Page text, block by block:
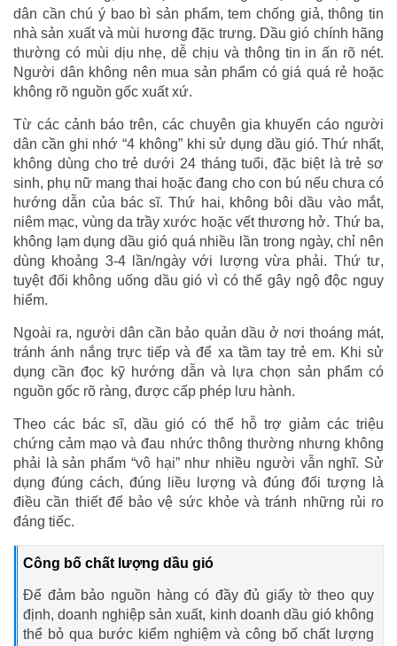
dân cần chú ý bao bì sản phẩm, tem chống giả, thông tin
nhà sản xuất và mùi hương đặc trưng. Dầu gió chính hãng
thường có mùi dịu nhẹ, dễ chịu và thông tin in ấn rõ nét.
Người dân không nên mua sản phẩm có giá quá rẻ hoặc
không rõ nguồn gốc xuất xứ.
Từ các cảnh báo trên, các chuyên gia khuyến cáo người
dân cần ghi nhớ “4 không” khi sử dụng dầu gió. Thứ nhất,
không dùng cho trẻ dưới 24 tháng tuổi, đặc biệt là trẻ sơ
sinh, phụ nữ mang thai hoặc đang cho con bú nếu chưa có
hướng dẫn của bác sĩ. Thứ hai, không bôi dầu vào mắt,
niêm mạc, vùng da trầy xước hoặc vết thương hở. Thứ ba,
không lạm dụng dầu gió quá nhiều lần trong ngày, chỉ nên
dùng khoảng 3-4 lần/ngày với lượng vừa phải. Thứ tư,
tuyệt đối không uống dầu gió vì có thể gây ngộ độc nguy
hiểm.
Ngoài ra, người dân cần bảo quản dầu ở nơi thoáng mát,
tránh ánh nắng trực tiếp và để xa tầm tay trẻ em. Khi sử
dụng cần đọc kỹ hướng dẫn và lựa chọn sản phẩm có
nguồn gốc rõ ràng, được cấp phép lưu hành.
Theo các bác sĩ, dầu gió có thể hỗ trợ giảm các triệu
chứng cảm mạo và đau nhức thông thường nhưng không
phải là sản phẩm “vô hại” như nhiều người vẫn nghĩ. Sử
dụng đúng cách, đúng liều lượng và đúng đối tượng là
điều cần thiết để bảo vệ sức khỏe và tránh những rủi ro
đáng tiếc.
Công bố chất lượng dầu gió
Để đảm bảo nguồn hàng có đầy đủ giấy tờ theo quy
định, doanh nghiệp sản xuất, kinh doanh dầu gió không
thể bỏ qua bước kiểm nghiệm và công bố chất lượng